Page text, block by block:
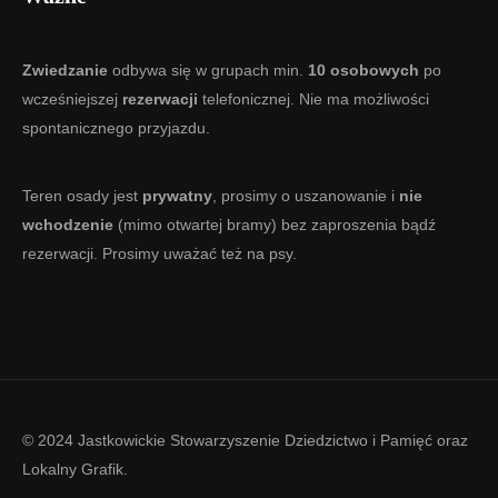
Zwiedzanie odbywa się w grupach min. 10 osobowych po
wcześniejszej rezerwacji telefonicznej. Nie ma możliwości
spontanicznego przyjazdu.
Teren osady jest prywatny , prosimy o uszanowanie i nie
wchodzenie (mimo otwartej bramy) bez zaproszenia bądź
rezerwacji. Prosimy uważać też na psy.
© 2024 Jastkowickie Stowarzyszenie Dziedzictwo i Pamięć oraz
Lokalny Grafik